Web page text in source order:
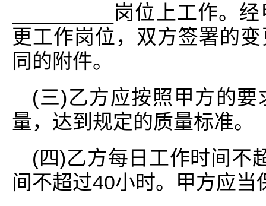
_________岗位上工作。
更工作岗位，双方签署的
同的附件。
(三)乙方应按照甲方的
量，达到规定的质量标准。
(四)乙方每日工作时间不
间不超过40小时。甲方应